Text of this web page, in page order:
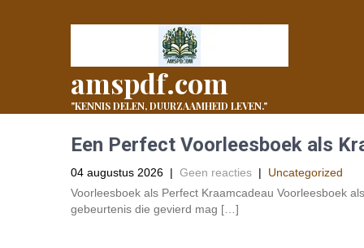
amspdf.com
"KENNIS DELEN, DUURZAAMHEID LEVEN."
Een Perfect Voorleesboek als
04 augustus 2026 | Geen reacties | Uncategorized
Voorleesboek als Perfect Kraamcadeau Voorleesboek
gebeurtenis die gevierd mag […]